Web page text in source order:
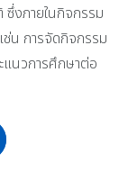
งภายในกิจกรรม
น การจัดกิจกรรม
แนวการศึกษาต่อ